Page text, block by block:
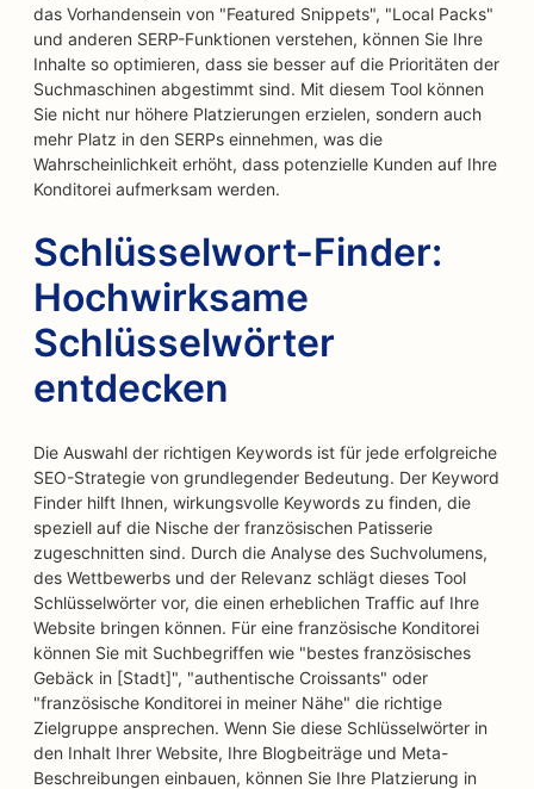
das Vorhandensein von "Featured Snippets", "Local Packs"
und anderen SERP-Funktionen verstehen, können Sie Ihre
Inhalte so optimieren, dass sie besser auf die Prioritäten der
Suchmaschinen abgestimmt sind. Mit diesem Tool können
Sie nicht nur höhere Platzierungen erzielen, sondern auch
mehr Platz in den SERPs einnehmen, was die
Wahrscheinlichkeit erhöht, dass potenzielle Kunden auf Ihre
Konditorei aufmerksam werden.
Schlüsselwort-Finder:
Hochwirksame
Schlüsselwörter
entdecken
Die Auswahl der richtigen Keywords ist für jede erfolgreiche
SEO-Strategie von grundlegender Bedeutung. Der Keyword
Finder hilft Ihnen, wirkungsvolle Keywords zu finden, die
speziell auf die Nische der französischen Patisserie
zugeschnitten sind. Durch die Analyse des Suchvolumens,
des Wettbewerbs und der Relevanz schlägt dieses Tool
Schlüsselwörter vor, die einen erheblichen Traffic auf Ihre
Website bringen können. Für eine französische Konditorei
können Sie mit Suchbegriffen wie "bestes französisches
Gebäck in [Stadt]", "authentische Croissants" oder
"französische Konditorei in meiner Nähe" die richtige
Zielgruppe ansprechen. Wenn Sie diese Schlüsselwörter in
den Inhalt Ihrer Website, Ihre Blogbeiträge und Meta-
Beschreibungen einbauen, können Sie Ihre Platzierung in